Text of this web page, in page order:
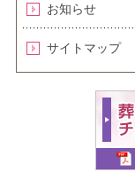
お知らせ
サイトマップ